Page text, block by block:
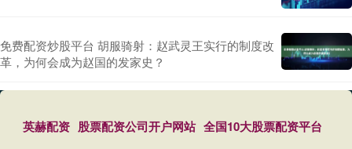
免费配资炒股平台 胡服骑射：赵武灵王实行的制度改
革，为何会成为赵国的发家史？
英赫配资 股票配资公司开户网站 全国10大股票配资平台